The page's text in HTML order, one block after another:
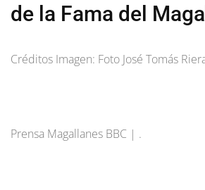
de la Fama del
Créditos Imagen: Foto José Tomás
Prensa Magallanes BBC | .